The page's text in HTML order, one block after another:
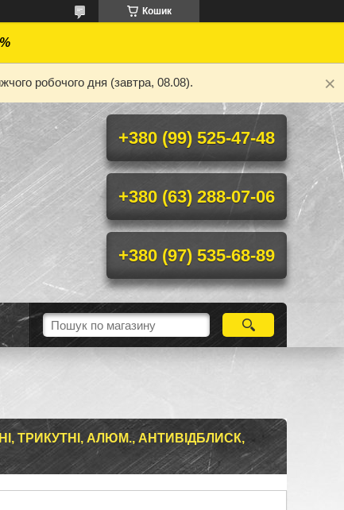
Кошик
робочого дня (завтра, 08.08).
+380 (99) 525-47-48
+380 (63) 288-07-06
+380 (97) 535-68-89
ТРИКУТНІ, АЛЮМ., АНТИВІДБЛИСК,